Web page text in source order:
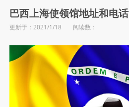
使
领
馆
地
巴西上海使领馆地址和电话
更新于：2021/1/18 阅读数：